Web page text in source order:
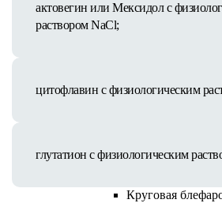
Эндоскопическая
(чеклифтинг)
Блефаропластика
Круговая
актовегин или Мексидол с
раствором NaCl;
цитофлавин с физиологическим
глутатион с физиологическим